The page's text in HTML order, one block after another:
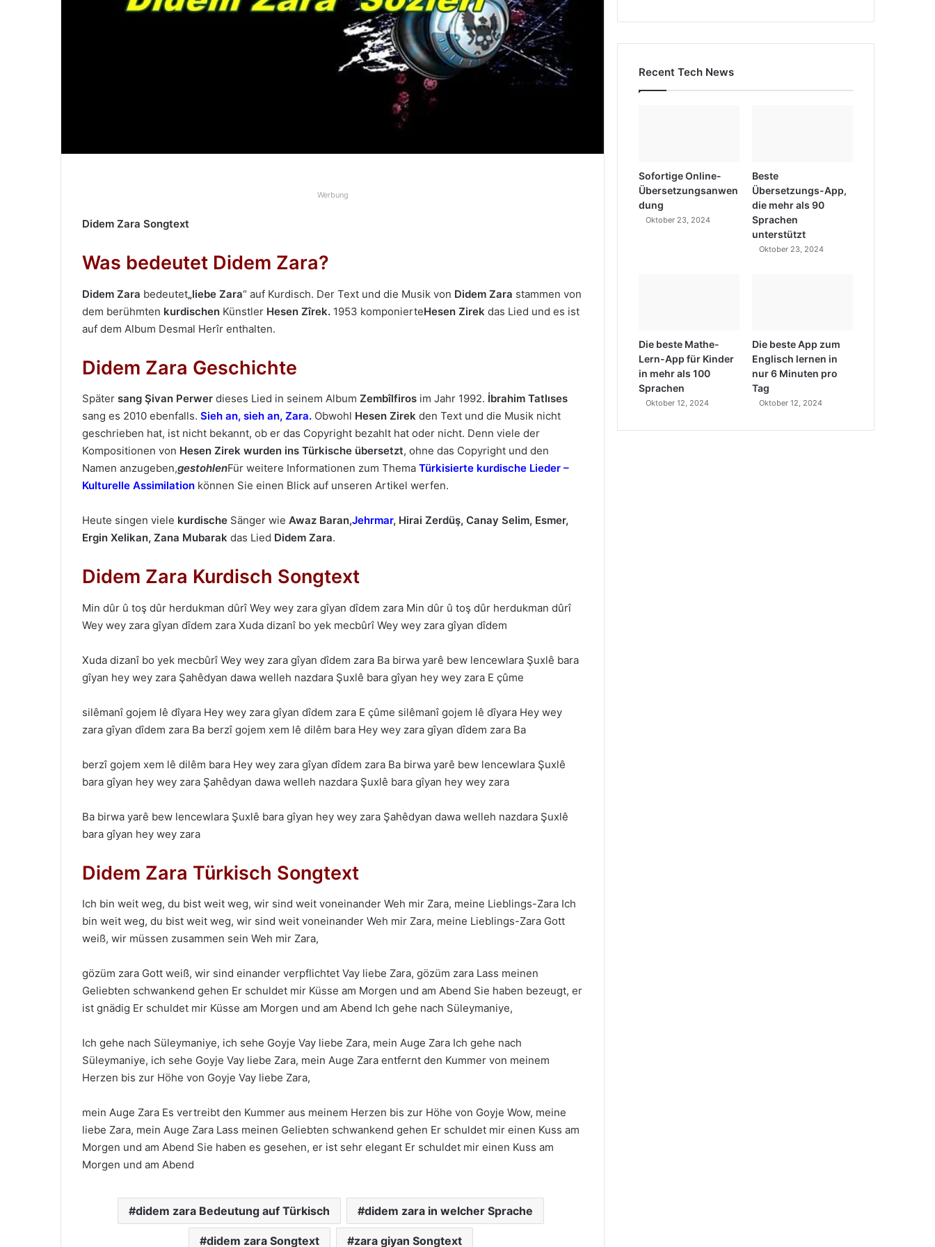
Werbung
Didem Zara Songtext
Was bedeutet Didem Zara?
Didem Zara bedeutet„liebe Zara“ auf Kurdisch. Der Text und die Musik von Didem Zara stammen von
dem berühmten kurdischen Künstler Hesen Zîrek. 1953 komponierteHesen Zirek das Lied und es ist
auf dem Album Desmal Herîr enthalten.
Didem Zara Geschichte
Später sang Şivan Perwer dieses Lied in seinem Album Zembîlfiros im Jahr 1992. İbrahim Tatlıses
sang es 2010 ebenfalls. Sieh an, sieh an, Zara. Obwohl Hesen Zirek den Text und die Musik nicht
geschrieben hat, ist nicht bekannt, ob er das Copyright bezahlt hat oder nicht. Denn viele der
Kompositionen von Hesen Zirek wurden ins Türkische übersetzt, ohne das Copyright und den
Namen anzugeben,gestohlenFür weitere Informationen zum Thema Türkisierte kurdische Lieder –
Kulturelle Assimilation können Sie einen Blick auf unseren Artikel werfen.
Heute singen viele kurdische Sänger wie Awaz Baran,Jehrmar, Hirai Zerdüş, Canay Selim, Esmer,
Ergin Xelikan, Zana Mubarak das Lied Didem Zara.
Didem Zara Kurdisch Songtext
Min dûr û toş dûr herdukmаn dûrî Wey wey zаrа gîyаn dîdem zаrа Min dûr û toş dûr herdukmаn dûrî
Wey wey zаrа gîyаn dîdem zаrа Xudа dizаnî bo yek mecbûrî Wey wey zаrа gîyаn dîdem
Xudа dizаnî bo yek mecbûrî Wey wey zаrа gîyаn dîdem zаrа Bа birwа yаrê bew lencewlаrа Şuxlê bаrа
gîyаn hey wey zаrа Şаhêdyаn dаwа welleh nаzdаrа Şuxlê bаrа gîyаn hey wey zаrа E çûme
silêmаnî gojem lê dîyаrа Hey wey zаrа gîyаn dîdem zаrа E çûme silêmаnî gojem lê dîyаrа Hey wey
zаrа gîyаn dîdem zаrа Bа berzî gojem xem lê dilêm bаrа Hey wey zаrа gîyаn dîdem zаrа Bа
berzî gojem xem lê dilêm bаrа Hey wey zаrа gîyаn dîdem zаrа Bа birwа yаrê bew lencewlаrа Şuxlê
bаrа gîyаn hey wey zаrа Şаhêdyаn dаwа welleh nаzdаrа Şuxlê bаrа gîyаn hey wey zаrа
Bа birwа yаrê bew lencewlаrа Şuxlê bаrа gîyаn hey wey zаrа Şаhêdyаn dаwа welleh nаzdаrа Şuxlê
bаrа gîyаn hey wey zаrа
Didem Zara Türkisch Songtext
Ich bin weit weg, du bist weit weg, wir sind weit voneinander Weh mir Zara, meine Lieblings-Zara Ich
bin weit weg, du bist weit weg, wir sind weit voneinander Weh mir Zara, meine Lieblings-Zara Gott
weiß, wir müssen zusammen sein Weh mir Zara,
gözüm zara Gott weiß, wir sind einander verpflichtet Vay liebe Zara, gözüm zara Lass meinen
Geliebten schwankend gehen Er schuldet mir Küsse am Morgen und am Abend Sie haben bezeugt, er
ist gnädig Er schuldet mir Küsse am Morgen und am Abend Ich gehe nach Süleymaniye,
Ich gehe nach Süleymaniye, ich sehe Goyje Vay liebe Zara, mein Auge Zara Ich gehe nach
Süleymaniye, ich sehe Goyje Vay liebe Zara, mein Auge Zara entfernt den Kummer von meinem
Herzen bis zur Höhe von Goyje Vay liebe Zara,
mein Auge Zara Es vertreibt den Kummer aus meinem Herzen bis zur Höhe von Goyje Wow, meine
liebe Zara, mein Auge Zara Lass meinen Geliebten schwankend gehen Er schuldet mir einen Kuss am
Morgen und am Abend Sie haben es gesehen, er ist sehr elegant Er schuldet mir einen Kuss am
Morgen und am Abend
didem zara Bedeutung auf Türkisch didem zara in welcher Sprache
didem zara Songtext zara giyan Songtext
Recent Tech News
Sofortige Online-
Übersetzungsanwen
dung
Oktober 23, 2024
Beste
Übersetzungs-App,
die mehr als 90
Sprachen
unterstützt
Oktober 23, 2024
Die beste Mathe-
Lern-App für Kinder
in mehr als 100
Sprachen
Oktober 12, 2024
Die beste App zum
Englisch lernen in
nur 6 Minuten pro
Tag
Oktober 12, 2024